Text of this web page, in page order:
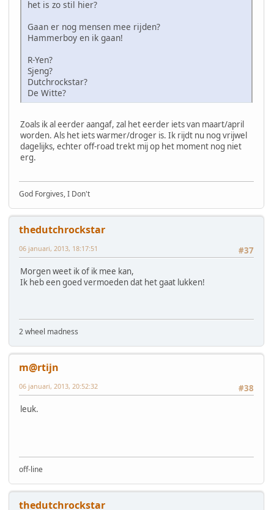
het is zo stil hier?
Gaan er nog mensen mee rijden?
Hammerboy en ik gaan!
R-Yen?
Sjeng?
Dutchrockstar?
De Witte?
Zoals ik al eerder aangaf, zal het eerder iets van maart/april
worden. Als het iets warmer/droger is. Ik rijdt nu nog vrijwel
dagelijks, echter off-road trekt mij op het moment nog niet
erg.
God Forgives, I Don't
thedutchrockstar
#37
06 januari, 2013, 18:17:51
Morgen weet ik of ik mee kan,
Ik heb een goed vermoeden dat het gaat lukken!
2 wheel madness
m@rtijn
#38
06 januari, 2013, 20:52:32
leuk.
off-line
thedutchrockstar